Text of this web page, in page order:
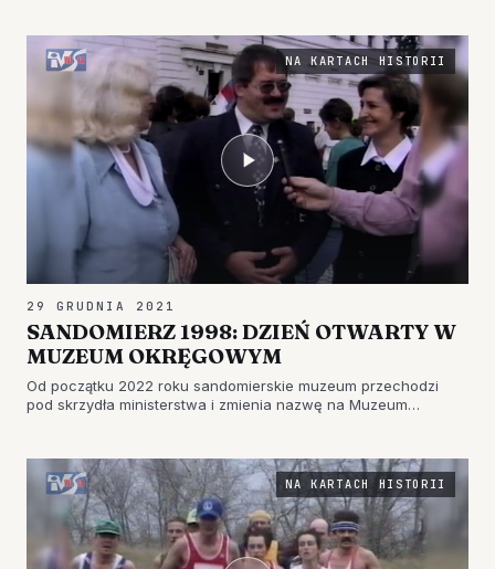
Organizacja tu…
NA KARTACH HISTORII
29 GRUDNIA 2021
SANDOMIERZ 1998: DZIEŃ OTWARTY W
MUZEUM OKRĘGOWYM
Od początku 2022 roku sandomierskie muzeum przechodzi
pod skrzydła ministerstwa i zmienia nazwę na Muzeum
działalność placówki.…
NA KARTACH HISTORII